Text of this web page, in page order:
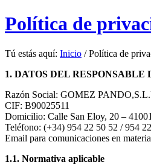
Política de
Tú estás aquí: Inicio / Política de
1. DATOS DEL
Razón Social: GOMEZ
CIF: B90025511
Domicilio: Calle San Eloy, 20 –
Teléfono: (+34) 954 22 50 52 / 954
Email para comunicaciones en
1.1. Normativa aplicable